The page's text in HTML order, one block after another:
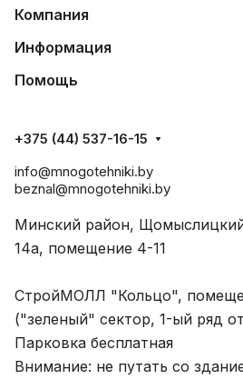
Компания
Информация
Помощь
+375 (44) 537-16-15
info@mnogotehniki.by
beznal@mnogotehniki.by
Минский район, Щомыслицкий
14а, помещение 4-11
СтройМОЛЛ "Кольцо",
("зеленый" сектор, 1-ый ряд
Парковка бесплатная
Внимание: не путать со